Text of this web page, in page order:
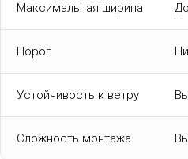
Максимальная ширина
Порог
Устойчивость к ветру
Сложность монтажа